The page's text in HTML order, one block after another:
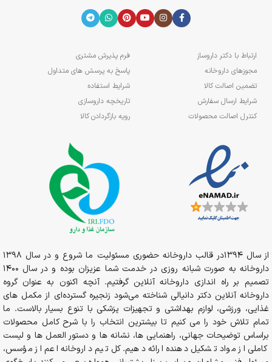
ارتباط با دکتر داروساز
مجوزهای داروخانه
تضمین اصالت کالا
شرایط ارسال سفارش
کنترل اصالت محصولات
فرم پذیرش مشتری
پاسخ به پرسش های متداول
شرایط استفاده
تاریخچه داروسازی
رویه بازگردادن کالا
از سال 1394در قالب داروخانه حضوری مسئولیت ما شروع و در سال 1398
داروخانه به صورت شبانه روزی در خدمت شما عزیزان بوده و در سال 1400
تصمیم بر راه اندازی داروخانه آنلاین گرفتیم. آنچه اکنون به عنوان گروه
داروخانه آنلاین دکتر دانیالی شناخته می‌شود زنجیره گسترده‌ای از مکمل های
غذایی، ورزشی، لوازم بهداشتی و تجهیزات پزشکی با تنوع بسیار بالاست. ما
تمام تلاش خود را می کنیم تا بیشترین انتخاب را با شرح کامل محصولات
براساس توضیحات جهانی، راهنمایی ها، نشانه ها و دستور العمل ها و لیست
کاملی از مواد تشکیل دهنده ارائه دهیم. کل تیم داروخانه اعم از مؤسس،